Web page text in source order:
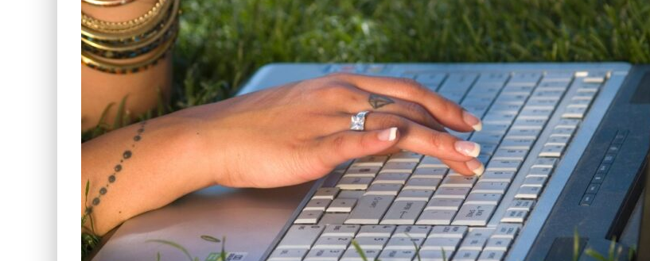
O QUE É O SE LIGA FINANÇAS SICOOB?